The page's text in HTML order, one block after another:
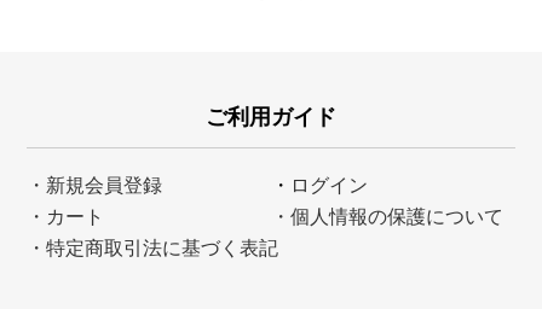
ご利用ガイド
・新規会員登録 ・ ログイン
・カート
・個人情報の保護について
・特定商取引法に基づく表記